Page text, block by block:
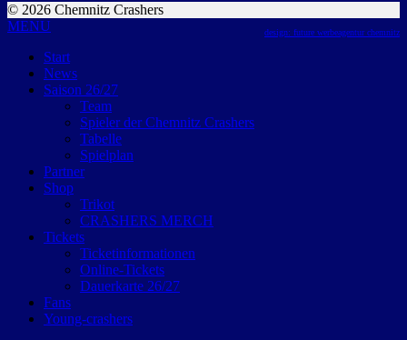
© 2026 Chemnitz Crashers
design: future werbeagentur chemnitz
MENU
Start
News
Saison 26/27
Team
Spieler der Chemnitz Crashers
Tabelle
Spielplan
Partner
Shop
Trikot
CRASHERS MERCH
Tickets
Ticketinformationen
Online-Tickets
Dauerkarte 26/27
Fans
Young-crashers